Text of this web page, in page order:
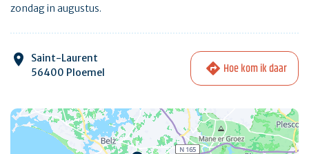
zondag in augustus.
Saint-Laurent
56400 Ploemel
Hoe kom ik daar